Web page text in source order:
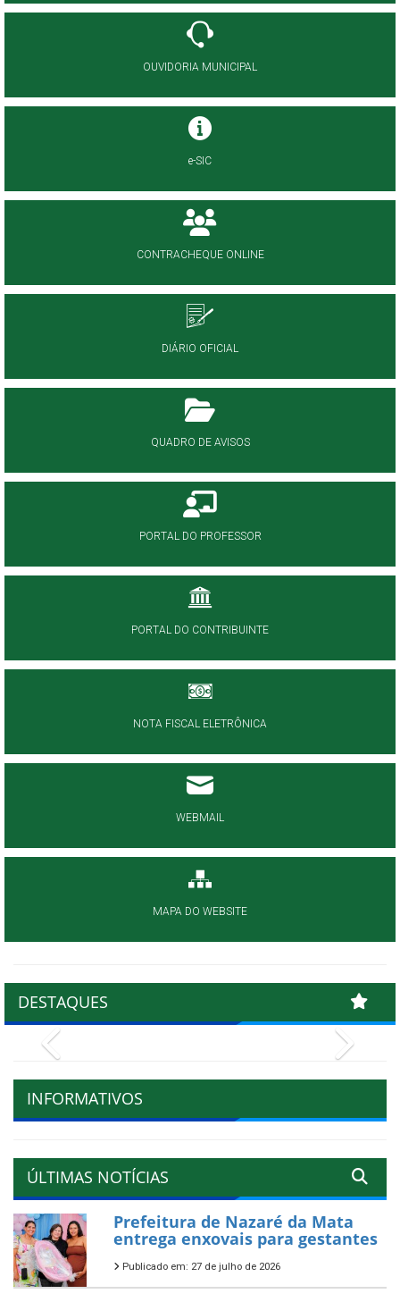
OUVIDORIA MUNICIPAL
e-SIC
CONTRACHEQUE ONLINE
DIÁRIO OFICIAL
QUADRO DE AVISOS
PORTAL DO PROFESSOR
PORTAL DO CONTRIBUINTE
NOTA FISCAL ELETRÔNICA
WEBMAIL
MAPA DO WEBSITE
DESTAQUES
INFORMATIVOS
ÚLTIMAS NOTÍCIAS
Prefeitura de Nazaré da Mata
entrega enxovais para gestantes
Publicado em: 27 de julho de 2026